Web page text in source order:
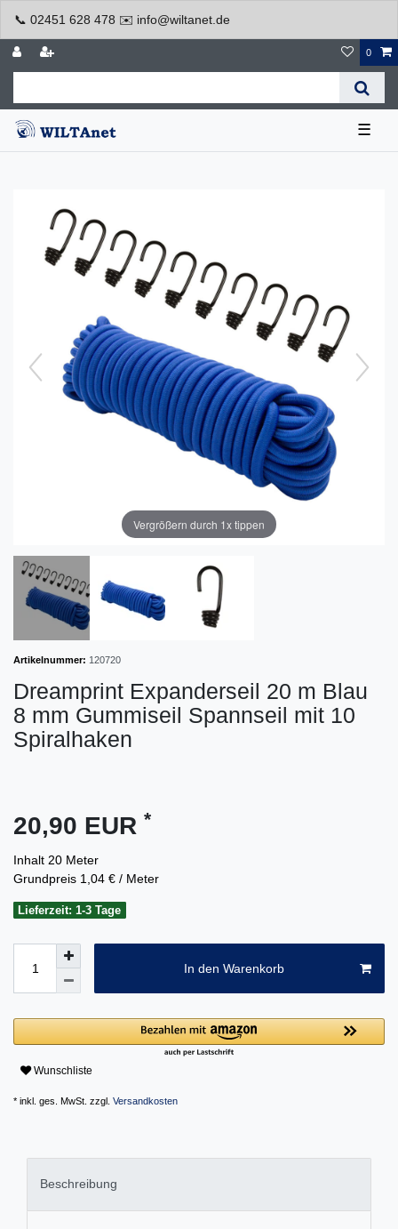
📞 02451 628 478 ✉️ info@wiltanet.de
0
☰
Vergrößern durch 1x tippen
Artikelnummer: 120720
Dreamprint Expanderseil 20 m Blau
8 mm Gummiseil Spannseil mit 10
Spiralhaken
20,90 EUR *
Inhalt 20 Meter
Grundpreis 1,04 € / Meter
Lieferzeit: 1-3 Tage
In den Warenkorb
Wunschliste
* inkl. ges. MwSt. zzgl. Versandkosten
Beschreibung